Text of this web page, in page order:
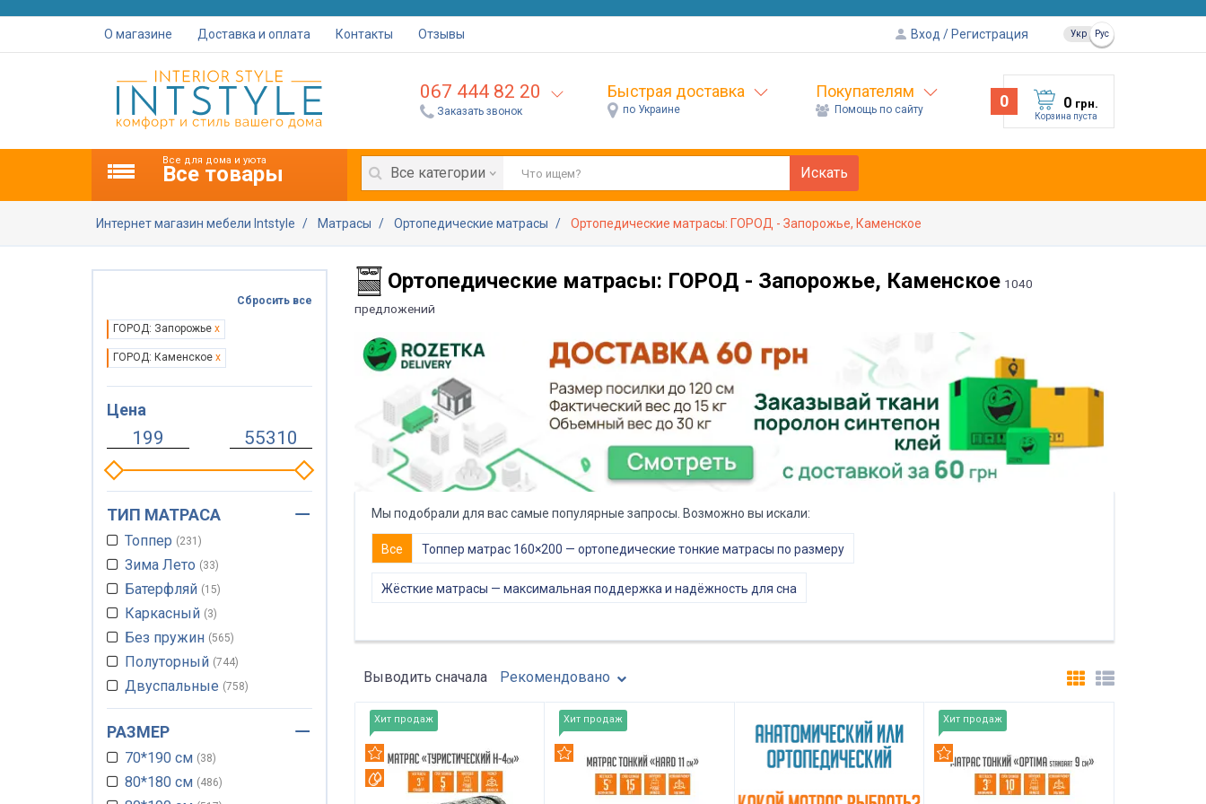
О магазине Доставка и оплата Контакты Отзывы Вход Регистрация Укр Рус
067 444 82 20
Заказать звонок
Быстрая доставка
по Украине
Покупателям
Помощь по сайту 0 0 грн.
Корзина пуста
Все для дома и уюта
Все товары Все категории Искать
Интернет магазин мебели Intstyle Матрасы Ортопедические матрасы Ортопедические матрасы: ГОРОД - Запорожье, Каменское
Ортопедические матрасы: ГОРОД - Запорожье, Каменское 1040
предложений
Мы подобрали для вас самые популярные запросы. Возможно вы искали:
Все Топпер матрас 160×200 — ортопедические тонкие матрасы по размеру
Жёсткие матрасы — максимальная поддержка и надёжность для сна
Выводить сначала Рекомендовано
Хит продаж
Рекомендуем
Вотерпруф
Хит продаж Хит продаж
Сбросить все
ГОРОД: Запорожье x
ГОРОД: Каменское x
Цена
ТИП МАТРАСА
Топпер 231
Зима Лето 33
Батерфляй 15
Каркасный 3
Без пружин 565
Полуторный 744
Двуспальные 758
Матрас на пол 230
Односпальный
Матрасы роллы
Тонкий матрас
РАЗМЕР
70*190 см 38
80*180 см 486